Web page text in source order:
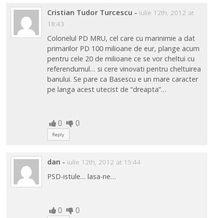
Cristian Tudor Turcescu - iulie 12th, 2012 at
18:43
Colonelul PD MRU, cel care cu marinimie a dat
primarilor PD 100 milioane de eur, plange acum
pentru cele 20 de milioane ce se vor cheltui cu
referendumul… si cere vinovati pentru cheltuirea
banului. Se pare ca Basescu e un mare caracter
pe langa acest utecist de “dreapta”…
0 0
Reply
dan - iulie 12th, 2012 at 15:44
PSD-istule… lasa-ne…
0 0